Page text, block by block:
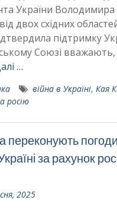
України
двох східних
підтримку
Союзі
…
війна в Україні, Кая
росію
переконують
за рахунок
2025